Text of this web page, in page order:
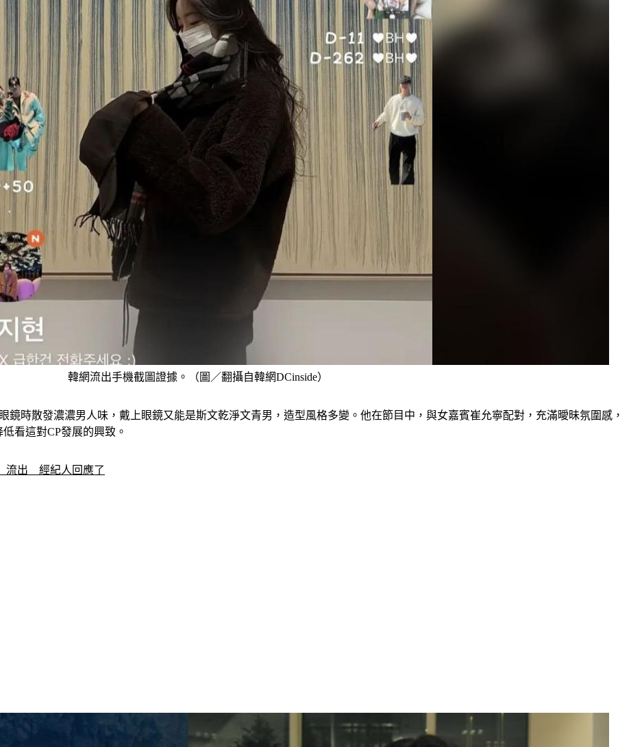
韓網流出手機截圖證據。（圖／翻攝自韓網DCinside）
鏡時散發濃濃男人味，戴上眼鏡又能是斯文乾淨文青男，造型風格多變。他在節目中，與女嘉賓崔允寧配對，充滿曖昧氛圍感，
看這對CP發展的興致。
流出　經紀人回應了